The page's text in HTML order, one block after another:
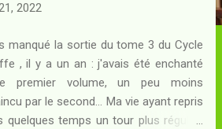
2022
manqué la sortie du tome 3 du Cycle
, il y a un an : j'avais été enchanté
premier volume, un peu moins
par le second... Ma vie ayant repris
quelques temps un tour plus régulier,